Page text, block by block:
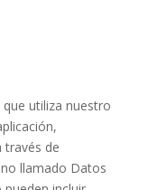
utiliza nuestro
través de
llamado Datos